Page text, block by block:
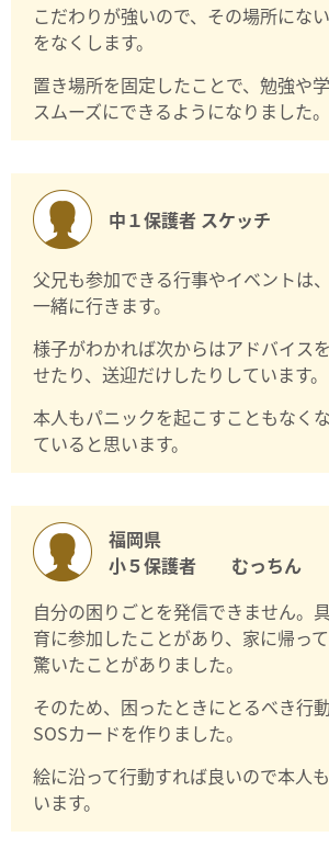
こだわりが強いので、その場所にな
をなくします。
置き場所を固定したことで、勉強や
スムーズにできるようになりました。
中１保護者 スケッチ
父兄も参加できる行事やイベントは
一緒に行きます。
様子がわかれば次からはアドバイス
せたり、送迎だけしたりしています。
本人もパニックを起こすこともなく
ていると思います。
福岡県
小５保護者 むっちん
自分の困りごとを発信できません。
育に参加したことがあり、家に帰っ
驚いたことがありました。
そのため、困ったときにとるべき行
SOSカードを作りました。
絵に沿って行動すれば良いので本人
います。